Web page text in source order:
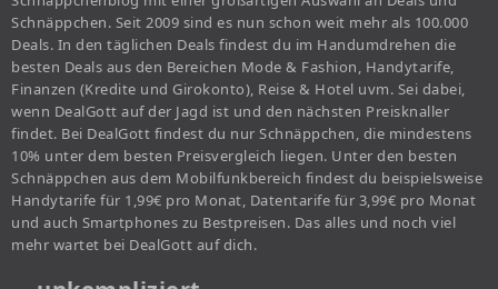
Schnäppchen. Seit 2009 sind es nun schon weit mehr als 100.000
Deals. In den täglichen Deals findest du im Handumdrehen die
besten Deals aus den Bereichen Mode & Fashion, Handytarife,
Finanzen (Kredite und Girokonto), Reise & Hotel uvm. Sei dabei,
wenn DealGott auf der Jagd ist und den nächsten Preisknaller
findet. Bei DealGott findest du nur Schnäppchen, die mindestens
10% unter dem besten Preisvergleich liegen. Unter den besten
Schnäppchen aus dem Mobilfunkbereich findest du beispielsweise
Handytarife für 1,99€ pro Monat, Datentarife für 3,99€ pro Monat
und auch Smartphones zu Bestpreisen. Das alles und noch viel
mehr wartet bei DealGott auf dich.